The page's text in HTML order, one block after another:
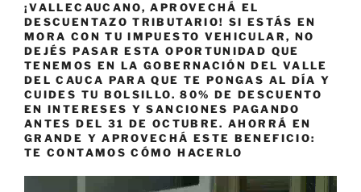
¡VALLECAUCANO, APROVECHÁ EL
DESCUENTAZO TRIBUTARIO! SI ESTÁS EN
MORA CON TU IMPUESTO VEHICULAR, NO
DEJÉS PASAR ESTA OPORTUNIDAD QUE
TENEMOS EN LA GOBERNACIÓN DEL VALLE
DEL CAUCA PARA QUE TE PONGAS AL DÍA Y
CUIDES TU BOLSILLO. 80% DE DESCUENTO
EN INTERESES Y SANCIONES PAGANDO
ANTES DEL 31 DE OCTUBRE. AHORRÁ EN
GRANDE Y APROVECHÁ ESTE BENEFICIO:
TE CONTAMOS CÓMO HACERLO